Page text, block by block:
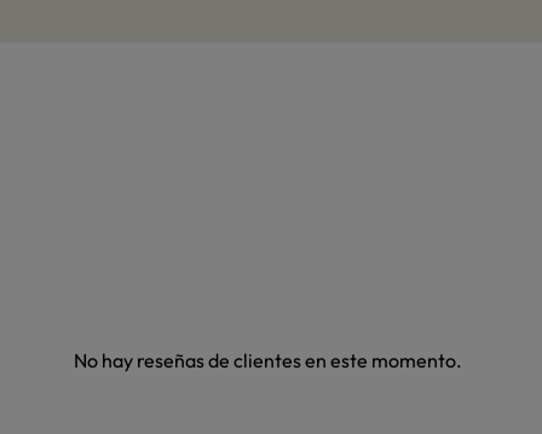
No hay reseñas de clientes en este momento.